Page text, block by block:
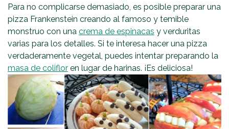
Para no complicarse demasiado, es posible preparar una
pizza Frankenstein creando al famoso y temible
monstruo con una crema de espinacas y verduritas
varias para los detalles. Si te interesa hacer una pizza
verdaderamente vegetal, puedes intentar preparando la
masa de coliflor en lugar de harinas. ¡Es deliciosa!